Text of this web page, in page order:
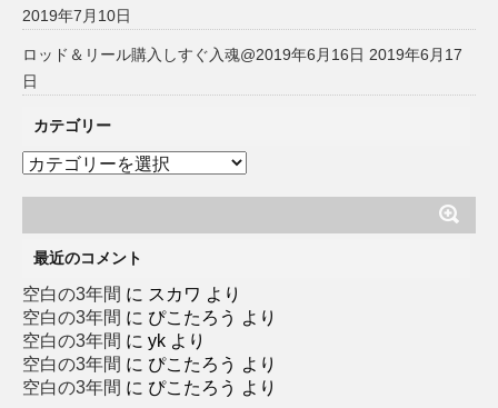
2019年7月10日
ロッド＆リール購入しすぐ入魂@2019年6月16日 2019年6月17
日
カテゴリー
カ
リ
ー最近のコメント
空白の3年間 に スカワ より
空白の3年間 に ぴこたろう より
空白の3年間 に yk より
空白の3年間 に ぴこたろう より
空白の3年間 に ぴこたろう より